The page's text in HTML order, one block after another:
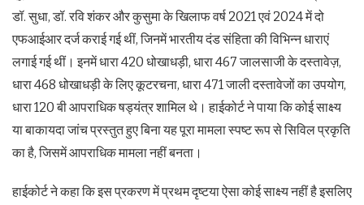
डॉ. सुधा, डॉ. रवि शंकर और कुसुमा के खिलाफ वर्ष 2021 एवं 2024 में दो
एफआईआर दर्ज कराई गई थीं, जिनमें भारतीय दंड संहिता की विभिन्न धाराएं
लगाई गई थीं। इनमें धारा 420 धोखाधड़ी, धारा 467 जालसाजी के दस्तावेज़,
धारा 468 धोखाधड़ी के लिए कूटरचना, धारा 471 जाली दस्तावेजों का उपयोग,
धारा 120 बी आपराधिक षड्यंत्र शामिल थे। हाईकोर्ट ने पाया कि कोई साक्ष्य
या बाकायदा जांच प्रस्तुत हुए बिना यह पूरा मामला स्पष्ट रूप से सिविल प्रकृति
का है, जिसमें आपराधिक मामला नहीं बनता।
हाईकोर्ट ने कहा कि इस प्रकरण में प्रथम दृष्टया ऐसा कोई साक्ष्य नहीं है इसलिए